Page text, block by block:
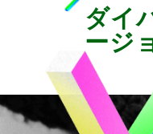
ダイ
ージ